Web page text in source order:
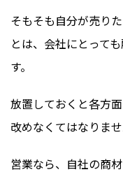
そもそも自分が売り
とは、会社にとって
す。
放置しておくと各方
改めなくてはなりませ
営業なら、自社の商